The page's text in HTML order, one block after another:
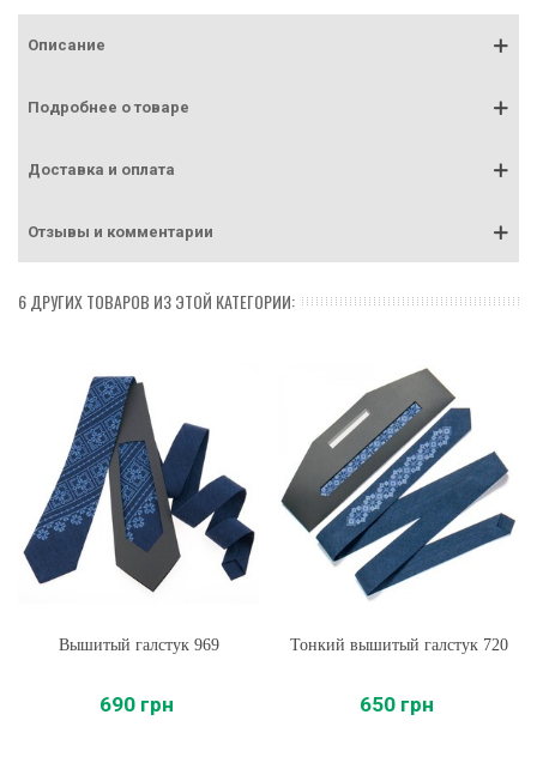
Описание
Подробнее о товаре
Доставка и оплата
Отзывы и комментарии
6 ДРУГИХ ТОВАРОВ ИЗ ЭТОЙ КАТЕГОРИИ:
Вышитый галстук 969
690 грн
Тонкий вышитый галстук 720
650 грн